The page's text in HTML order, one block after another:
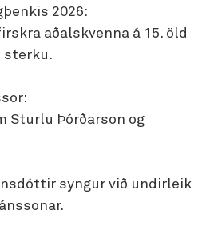
2026:
aðalskvenna á 15. öld
sterku.
Sturlu Þórðarson og
syngur við undirleik